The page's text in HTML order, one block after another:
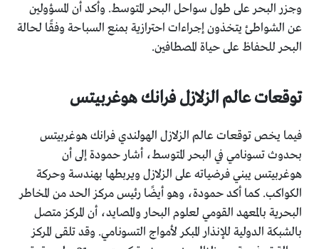
وجزر البحر على طول سواحل البحر المتوسط. وأكد أن المسؤولين
عن الشواطئ يتخذون إجراءات احترازية بمنع السباحة وفقًا لحالة
البحر للحفاظ على حياة المصطافين.
توقعات عالم الزلازل فرانك هوغربيتس
فيما يخص توقعات عالم الزلازل الهولندي فرانك هوغربيتس
بحدوث تسونامي في البحر المتوسط، أشار حمودة إلى أن
هوغربيتس يبني فرضياته على الزلازل ويربطها بهندسة وحركة
الكواكب. كما أكد حمودة، وهو أيضًا رئيس مركز الحد من المخاطر
البحرية بالمعهد القومي لعلوم البحار والمصايد، أن المركز متصل
بالشبكة الدولية للإنذار المبكر لأمواج التسونامي. وقد تلقى المركز